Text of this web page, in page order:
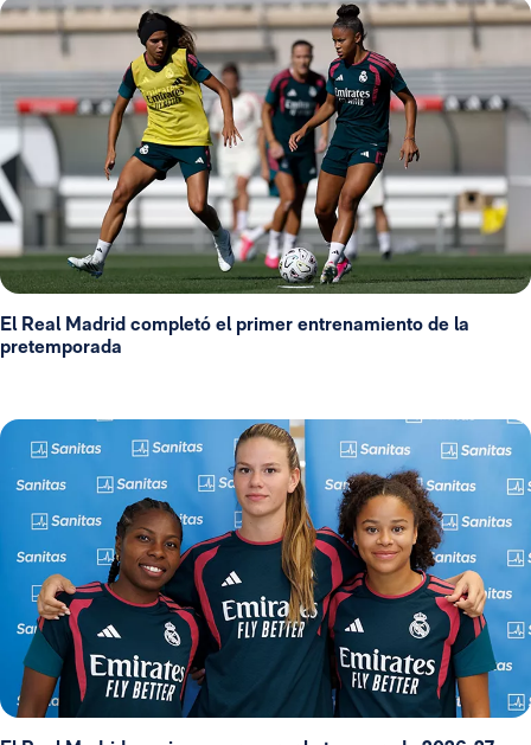
El Real Madrid completó el primer entrenamiento de la
pretemporada